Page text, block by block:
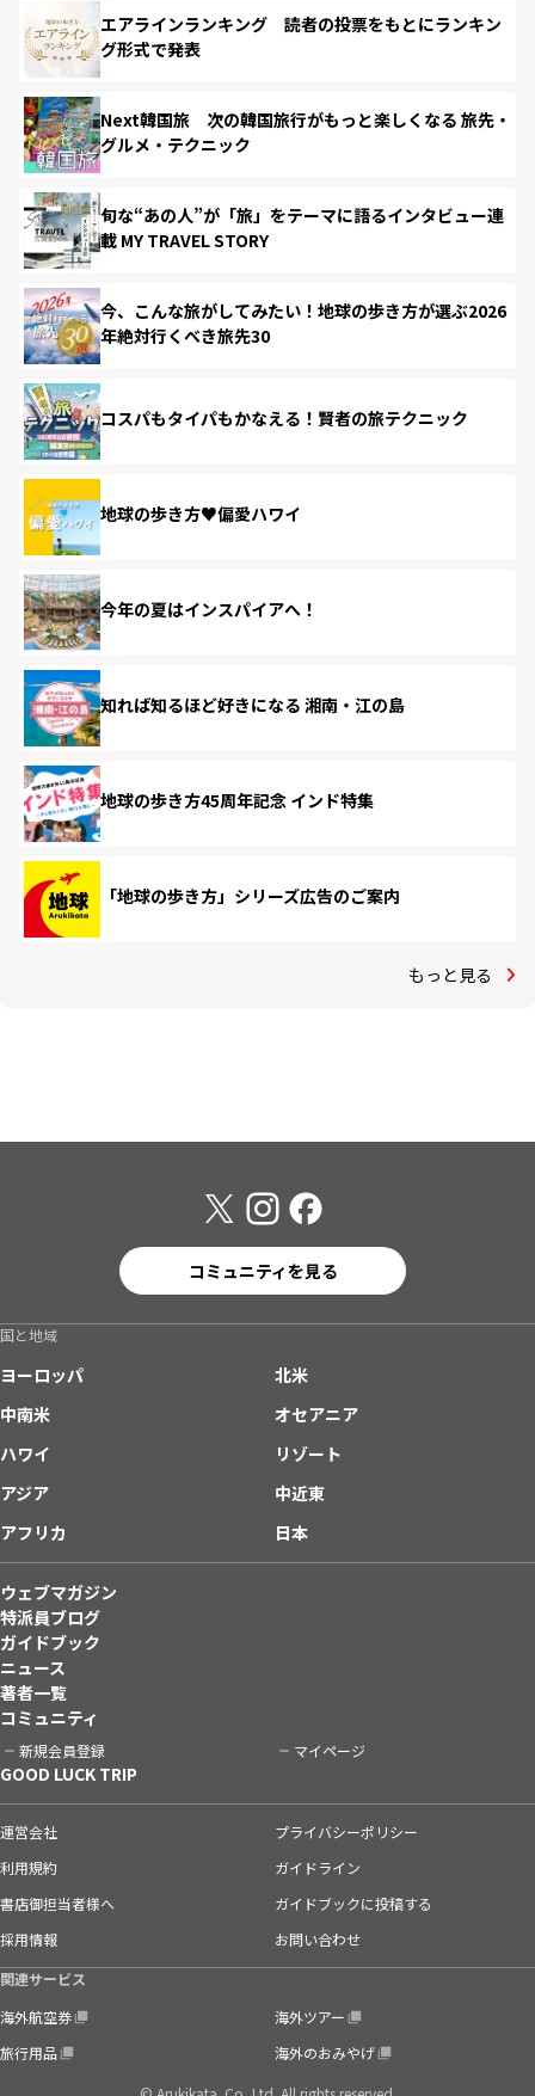
エアラインランキング 読者の投票をもとにランキン
グ形式で発表
Next韓国旅 次の韓国旅行がもっと楽しくなる 旅先・
グルメ・テクニック
旬な“あの人”が「旅」をテーマに語るインタビュー連
載 MY TRAVEL STORY
今、こんな旅がしてみたい！地球の歩き方が選ぶ2026
年絶対行くべき旅先30
コスパもタイパもかなえる！賢者の旅テクニック
地球の歩き方♥偏愛ハワイ
今年の夏はインスパイアへ！
知れば知るほど好きになる 湘南・江の島
地球の歩き方45周年記念 インド特集
「地球の歩き方」シリーズ広告のご案内
もっと見る
コミュニティを見る
国と地域
ヨーロッパ
北米
中南米
オセアニア
ハワイ
リゾート
アジア
中近東
アフリカ
日本
ウェブマガジン
特派員ブログ
ガイドブック
ニュース
著者一覧
コミュニティ
新規会員登録 マイページ
GOOD LUCK TRIP
運営会社
プライバシーポリシー
利用規約
ガイドライン
書店御担当者様へ
ガイドブックに投稿する
採用情報
お問い合わせ
関連サービス
海外航空券
海外ツアー
旅行用品
海外のおみやげ